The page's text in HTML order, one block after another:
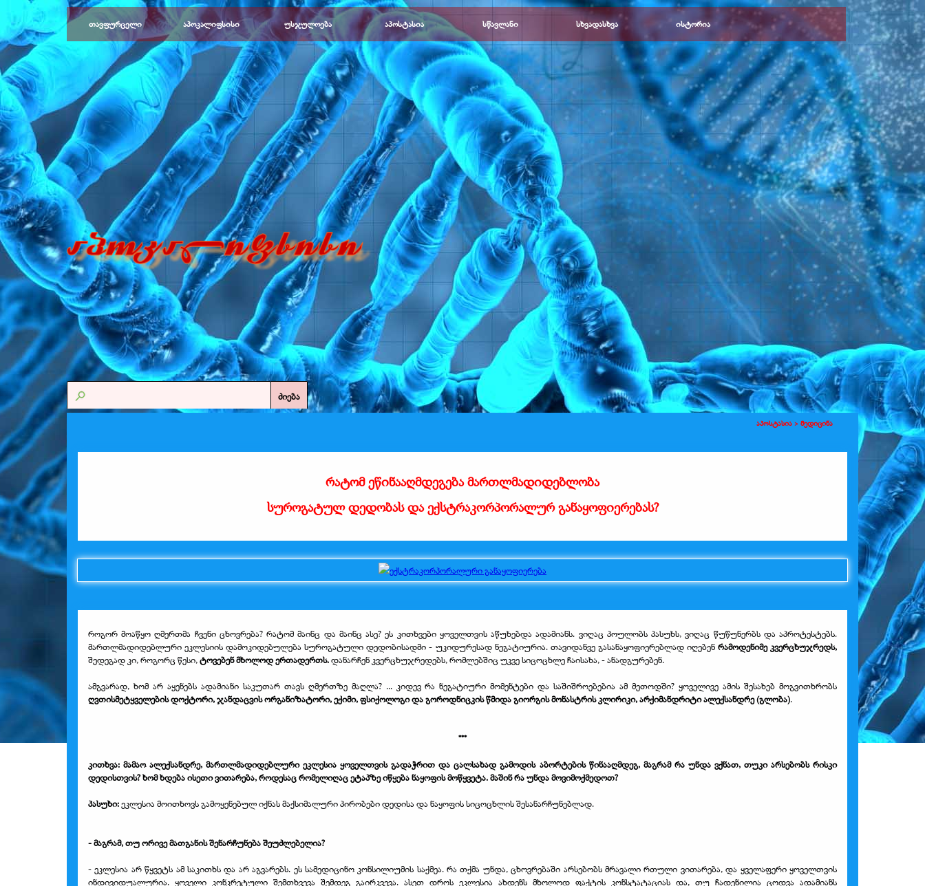
Перейти к контенту
თავფურცელი აპოკალიფსისი ▼
უსჯულოება ▼
აპოსტასია ▼
სწავლანი ▼
სხვადასხვა ▼
ისტორია ▼
ძიება
აპოსტასია > მედიცინა
რატომ ეწინააღმდეგება მართლმადიდებლობა
სუროგატულ დედობას და ექსტრაკორპორალურ განაყოფიერებას?
როგორ მოაწყო ღმერთმა ჩვენი ცხოვრება? რატომ მაინც და მაინც ასე? ეს კითხვები ყოველთვის აწუხებდა ადამიანს. ვიღაც პოულობს პასუხს, ვიღაც წუწუნერბს და აპროტესტებს.
მართლმადიდებლური ეკლესიის დამოკიდებულება სუროგატული დედობისადმი - უკიდურესად ნეგატიურია. თავიდანვე გასანაყოფიერებლად იღებენ რამოდენიმე კვერცხუჯრედს,
შედეგად კი, როგორც წესი,ტოვებენ მხოლოდ ერთადერთს.დანარჩენ კვერცხუჯრედებს, რომლებშიც უკვე სიცოცხლე ჩაისახა, - ანადგურებენ.
ამგვარად, ხომ არ აყენებს ადამიანი საკუთარ თავს ღმერთზე მაღლა? ... კიდევ რა ნეგატიური მომენტები და საშიშროებებია ამ მეთოდში? ყოველივე ამის შესახებ მოგვითხრობს
ღვთისმეტყველების დოქტორი, ჯანდაცვის ორგანიზატორი, ექიმი, ფსიქოლოგი და გოროდნიცკის წმიდა გიორგის მონასტრის კლირიკი, არქიმანდრიტი ალექსანდრე (გლობა).
***
კითხვა: მამაო ალექსანდრე, მართლმადიდებლური ეკლესია ყოველთვის გადაჭრით და ცალსახად გამოდის აბორტების წინააღმდეგ, მაგრამ რა უნდა ვქნათ, თუკი არსებობს რისკი
დედისთვის? ხომ ხდება ისეთი ვითარება, როდესაც რომელიღაც ეტაპზე იწყება ნაყოფის მოწყვეტა. მაშინ რა უნდა მოვიმოქმედოთ?
პასუხი:ეკლესია მოითხოვს გამოყენებულ იქნას მაქსიმალური პირობები დედისა და ნაყოფის სიცოცხლის შესანარჩუნებლად.
- მაგრამ, თუ ორივე მათგანის შენარჩუნება შეუძლებელია?
- ეკლესია არ წყვეტს ამ საკითხს და არ აგვარებს. ეს სამედიცინო კონსილიუმის საქმეა. რა თქმა უნდა, ცხოვრებაში არსებობს მრავალი რთული ვითარება, და ყველაფერი ყოველთვის
ინდივიდუალურია. ყოველი კონკრეტული შემთხვევა შემდეგ გაირკვევა. ასეთ დროს ეკლესია ახდენს მხოლოდ ფაქტის კონსტატაციას და, თუ ჩადენილია ცოდვა ადამიანს